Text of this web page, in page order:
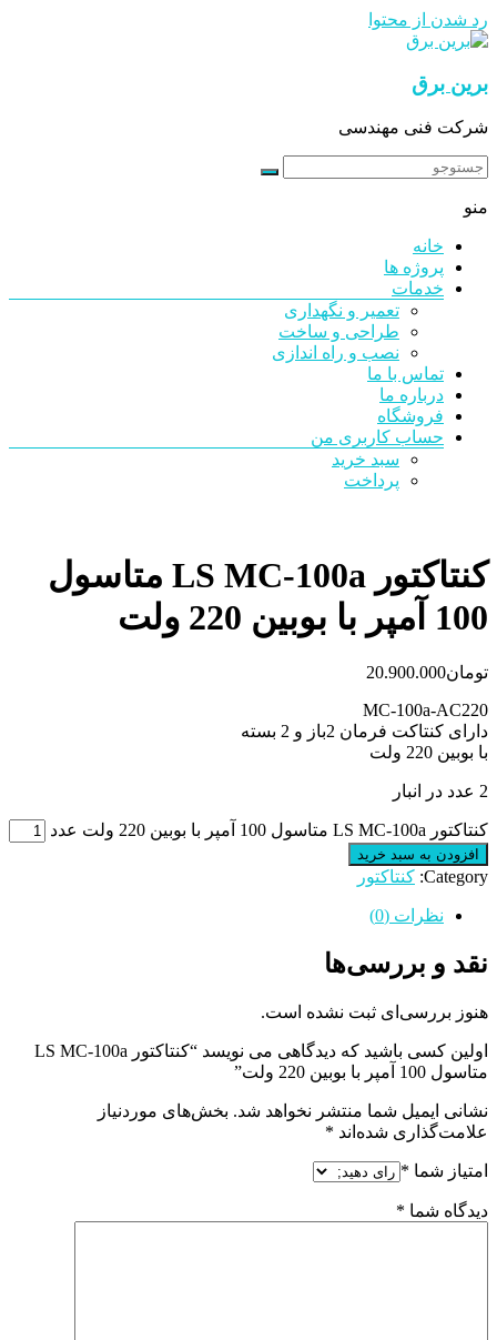
رد شدن از محتوا
برین برق
شرکت فنی مهندسی
منو
خانه
پروژه ها
خدمات
تعمیر و نگهداری
طراحی و ساخت
نصب و راه اندازی
تماس با ما
درباره ما
فروشگاه
حساب کاربری من
سبد خرید
پرداخت
کنتاکتور LS MC-100a متاسول
100 آمپر با بوبین 220 ولت
تومان20.900.000
MC-100a-AC220
دارای کنتاکت فرمان 2باز و 2 بسته
با بوبین 220 ولت
2 عدد در انبار
کنتاکتور LS MC-100a متاسول 100 آمپر با بوبین 220 ولت عدد
افزودن به سبد خرید
Category: کنتاکتور
نظرات (0)
نقد و بررسی‌ها
هنوز بررسی‌ای ثبت نشده است.
اولین کسی باشید که دیدگاهی می نویسد “کنتاکتور LS MC-100a
متاسول 100 آمپر با بوبین 220 ولت”
نشانی ایمیل شما منتشر نخواهد شد. بخش‌های موردنیاز
علامت‌گذاری شده‌اند *
امتیاز شما *
دیدگاه شما *